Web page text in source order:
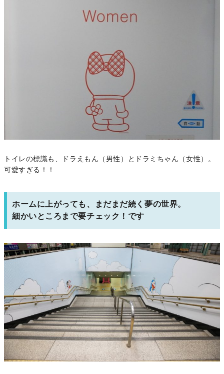
トイレの標識も、ドラえもん（男性）とドラミちゃん（女性）。
可愛すぎる！！
ホームに上がっても、まだまだ続く夢の世界。
細かいところまで要チェック！です